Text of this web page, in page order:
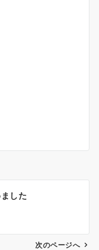
した
次のページへ